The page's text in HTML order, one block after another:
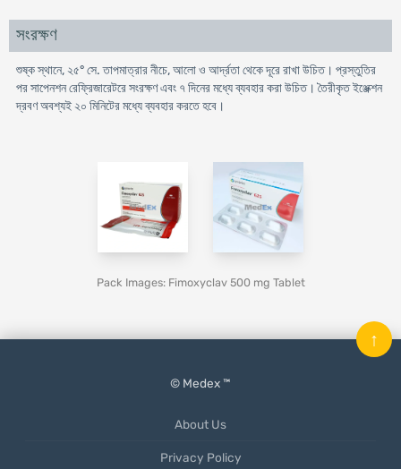
সংরক্ষণ
শুষ্ক স্থানে, ২৫° সে. তাপমাত্রার নীচে, আলো ও আর্দ্রতা থেকে দূরে রাখা উচিত। প্রস্তুতির
পর সাপেনশন রেফ্রিজারেটরে সংরক্ষণ এবং ৭ দিনের মধ্যে ব্যবহার করা উচিত। তৈরীকৃত ইঞ্জেক্শন
দ্রবণ অবশ্যই ২০ মিনিটের মধ্যে ব্যবহার করতে হবে।
Pack Images: Fimoxyclav 500 mg Tablet
© Medex ™
About Us
Privacy Policy
↑